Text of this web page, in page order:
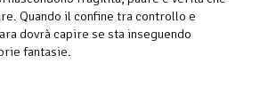
Quando il confine tra controllo e
dovrà capire se sta inseguendo
fantasie.